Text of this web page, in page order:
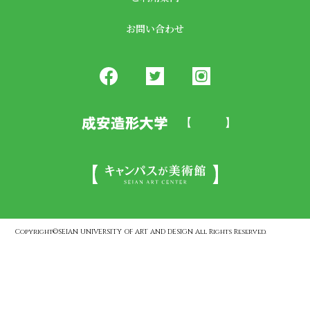
お問い合わせ
Copyright©SEIAN UNIVERSITY OF ART AND DESIGN All Rights Reserved.